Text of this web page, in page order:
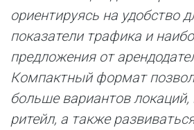
ориентируясь на удобство
показатели трафика и
предложения от
Компактный формат
больше вариантов
ритейл, а также